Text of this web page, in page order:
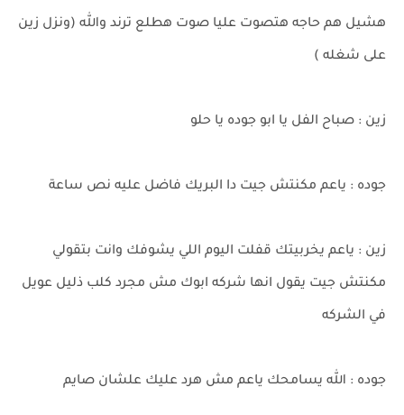
هشيل هم حاجه هتصوت عليا صوت هطلع ترند والله (ونزل زين
على شغله )
زين : صباح الفل يا ابو جوده يا حلو
جوده : ياعم مكنتش جيت دا البريك فاضل عليه نص ساعة
زين : ياعم يخربيتك قفلت اليوم اللي يشوفك وانت بتقولي
مكنتش جيت يقول انها شركه ابوك مش مجرد كلب ذليل عويل
في الشركه
جوده : الله يسامحك ياعم مش هرد عليك علشان صايم